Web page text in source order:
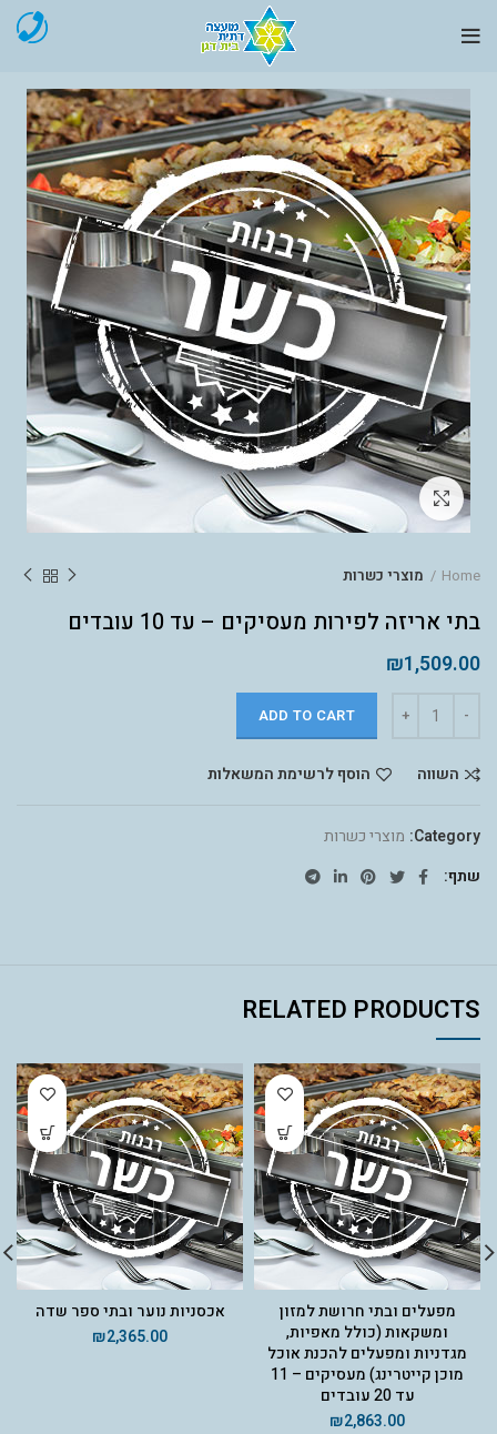
לחץ להגדלה
Home מוצרי כשרות
בתי אריזה לפירות מעסיקים – עד 10 עובדים
₪1,509.00
ADD TO CART
השווה הוסף לרשימת המשאלות
Category: מוצרי כשרות
שתף
RELATED PRODUCTS
מפעלים ובתי חרושת למזון
ומשקאות (כולל מאפיות,
מגדניות ומפעלים להכנת אוכל
מוכן קייטרינג) מעסיקים – 11
עד 20 עובדים
₪2,863.00
אכסניות נוער ובתי ספר שדה
₪2,365.00